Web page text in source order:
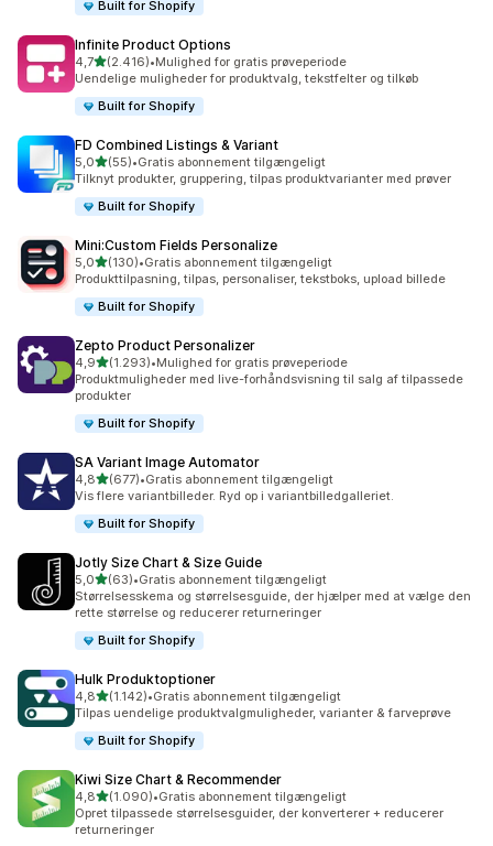
Built for Shopify
Infinite Product Options
4,7ud af 5 stjerner
(2.416)
2416 anmeldelser i alt
•Mulighed for gratis prøveperiode
Uendelige muligheder for produktvalg, tekstfelter og tilkøb
Built for Shopify
FD Combined Listings & Variant
5,0ud af 5 stjerner
(55)
55 anmeldelser i alt
•Gratis abonnement tilgængeligt
Tilknyt produkter, gruppering, tilpas produktvarianter med prøver
Built for Shopify
Mini:Custom Fields Personalize
5,0ud af 5 stjerner
(130)
130 anmeldelser i alt
•Gratis abonnement tilgængeligt
Produkttilpasning, tilpas, personaliser, tekstboks, upload billede
Built for Shopify
Zepto Product Personalizer
4,9ud af 5 stjerner
(1.293)
1293 anmeldelser i alt
•Mulighed for gratis prøveperiode
Produktmuligheder med live-forhåndsvisning til salg af tilpassede
produkter
Built for Shopify
SA Variant Image Automator
4,8ud af 5 stjerner
(677)
677 anmeldelser i alt
•Gratis abonnement tilgængeligt
Vis flere variantbilleder. Ryd op i variantbilledgalleriet.
Built for Shopify
Jotly Size Chart & Size Guide
5,0ud af 5 stjerner
(63)
63 anmeldelser i alt
•Gratis abonnement tilgængeligt
Størrelsesskema og størrelsesguide, der hjælper med at vælge den
rette størrelse og reducerer returneringer
Built for Shopify
Hulk Produktoptioner
4,8ud af 5 stjerner
(1.142)
1142 anmeldelser i alt
•Gratis abonnement tilgængeligt
Tilpas uendelige produktvalgmuligheder, varianter & farveprøve
Built for Shopify
Kiwi Size Chart & Recommender
4,8ud af 5 stjerner
(1.090)
1090 anmeldelser i alt
•Gratis abonnement tilgængeligt
Opret tilpassede størrelsesguider, der konverterer + reducerer
returneringer